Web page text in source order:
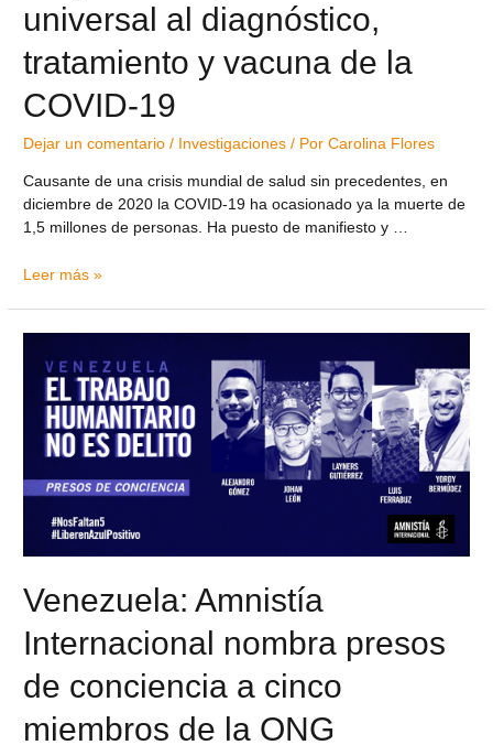
universal al diagnóstico,
tratamiento y vacuna de la
COVID-19
Dejar un comentario / Investigaciones / PorCarolina Flores
Causante de una crisis mundial de salud sin precedentes, en
diciembre de 2020 la COVID-19 ha ocasionado ya la muerte de
1,5 millones de personas. Ha puesto de manifiesto y …
Leer más »
Venezuela: Amnistía
Internacional nombra presos
de conciencia a cinco
miembros de la ONG